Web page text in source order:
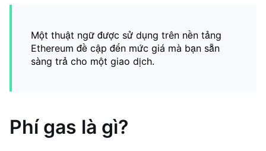
Một thuật ngữ được sử dụng trên nền tảng
Ethereum đề cập đến mức giá mà bạn sẵn
sàng trả cho một giao dịch.
Phí gas là gì?